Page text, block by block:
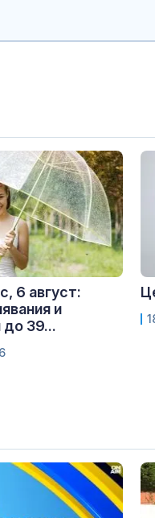
мол
6 август:
и
до 39...